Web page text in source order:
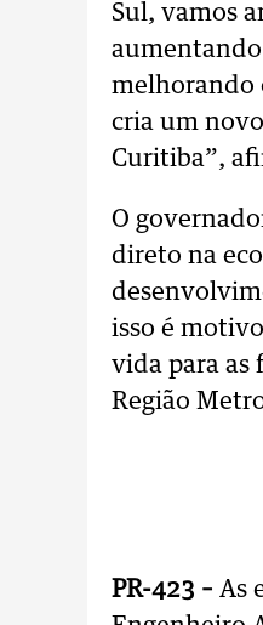
Sul, vamos
aumentando
melhorando
cria um
Curitiba”,
O
direto na
isso é
vida para as
Região
PR-423 – As